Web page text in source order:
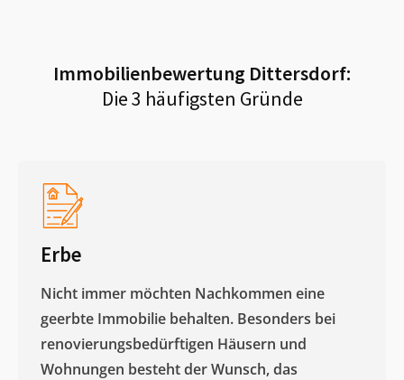
Immobilienbewertung Dittersdorf:
Die 3 häufigsten Gründe
Erbe
Nicht immer möchten Nachkommen eine
geerbte Immobilie behalten. Besonders bei
renovierungsbedürftigen Häusern und
Wohnungen besteht der Wunsch, das